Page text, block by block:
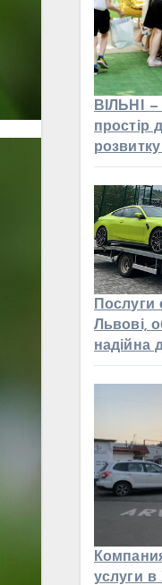
ВІЛЬНІ —
простір
розвитку
Послуги
Львові,
надійна
услуги